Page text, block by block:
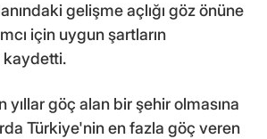
gelişme açlığı göz önüne
için uygun şartların
kaydetti.
yıllar göç alan bir şehir olmasına
Türkiye'nin en fazla göç veren